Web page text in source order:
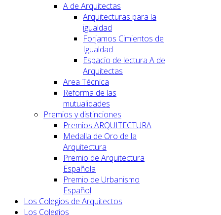
A de Arquitectas
Arquitecturas para la
igualdad
Forjamos Cimientos de
Igualdad
Espacio de lectura A de
Arquitectas
Area Técnica
Reforma de las
mutualidades
Premios y distinciones
Premios ARQUITECTURA
Medalla de Oro de la
Arquitectura
Premio de Arquitectura
Española
Premio de Urbanismo
Español
Los Colegios de Arquitectos
Los Colegios